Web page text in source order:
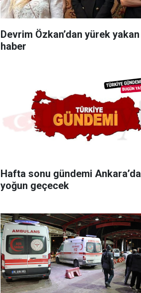
Devrim Özkan’dan yürek yakan
haber
Hafta sonu gündemi Ankara’da
yoğun geçecek